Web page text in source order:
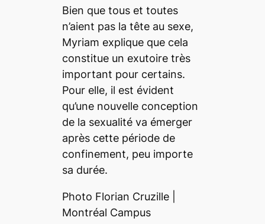
Bien que tous et toutes
n’aient pas la tête au sexe,
Myriam explique que cela
constitue un exutoire très
important pour certains.
Pour elle, il est évident
qu’une nouvelle conception
de la sexualité va émerger
après cette période de
confinement, peu importe
sa durée.
Photo Florian Cruzille |
Montréal Campus